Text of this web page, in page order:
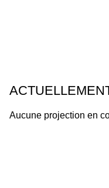
Aucune projection en